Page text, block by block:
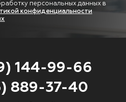
персональных данных в
конфиденциальности
144-99-66
889-37-40